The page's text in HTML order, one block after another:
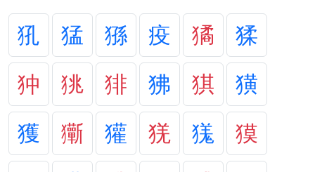
犼 猛 猻 疫 獝
猱
狆
狣 猅 狒 猉
獚
獲
玂 獾 猐 獇
獏